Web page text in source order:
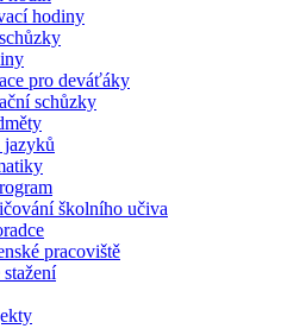
hodiny
pro deváťáky
schůzky
školního učiva
pracoviště